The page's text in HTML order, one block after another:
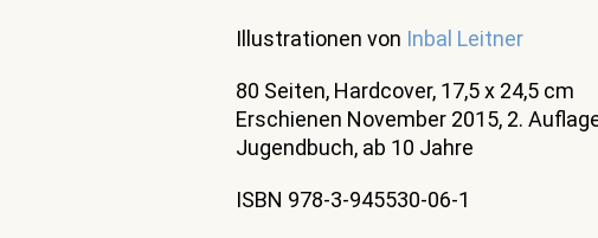
Illustrationen von Inbal Leitner
80 Seiten, Hardcover, 17,5 x 24,5 cm
Erschienen November 2015, 2.
Jugendbuch, ab 10 Jahre
ISBN 978-3-945530-06-1